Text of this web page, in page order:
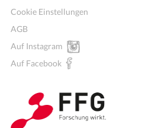
Cookie Einstellungen
AGB
Auf Instagram
Auf Facebook